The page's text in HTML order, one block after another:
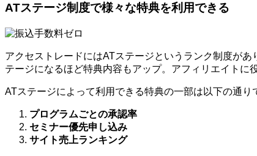
ATステージ制度で様々な特典を利用できる
アクセストレードにはATステージというランク制度が
テージになるほど特典内容もアップ。アフィリエイトに
ATステージによって利用できる特典の一部は以下の通り
プログラムごとの承認率
セミナー優先申し込み
サイト売上ランキング